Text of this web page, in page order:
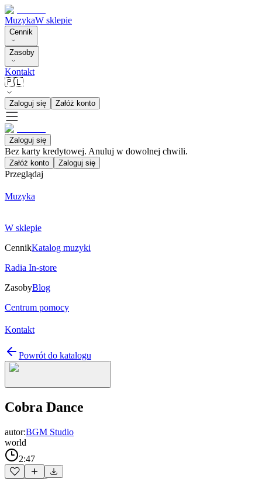
MuzykaW sklepie
Cennik
Zasoby
Kontakt
🇵🇱
Zaloguj się Załóż konto
Zaloguj się
Bez karty kredytowej. Anuluj w dowolnej chwili.
Załóż konto Zaloguj się
Przeglądaj
Muzyka
W sklepie
CennikKatalog muzyki
Radia In-store
ZasobyBlog
Centrum pomocy
Kontakt
Powrót do katalogu
Cobra Dance
autor:BGM Studio
world
2:47